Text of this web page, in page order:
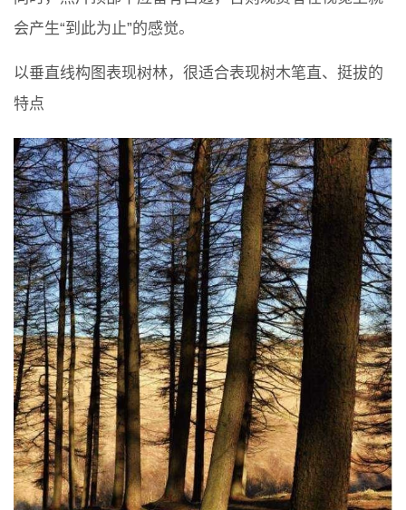
会产生“到此为止”的感觉。
以垂直线构图表现树林，很适合表现树木笔直、挺拔的
特点